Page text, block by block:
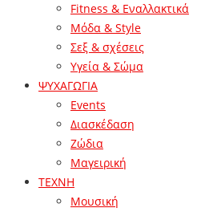
Fitness & Εναλλακτικά
Μόδα & Style
Σεξ & σχέσεις
Υγεία & Σώμα
ΨΥΧΑΓΩΓΙΑ
Events
Διασκέδαση
Ζώδια
Μαγειρική
ΤΕΧΝΗ
Μουσική